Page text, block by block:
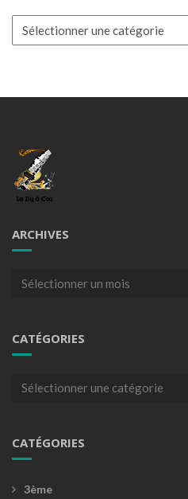
ARCHIVES
Archives
CATÉGORIES
Catégories
CATÉGORIES
3ème